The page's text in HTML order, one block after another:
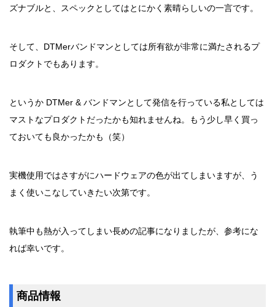
ズナブルと、スペックとしてはとにかく素晴らしいの一言です。
そして、DTMerバンドマンとしては所有欲が非常に満たされるプ
ロダクトでもあります。
というか DTMer & バンドマンとして発信を行っている私としては
マストなプロダクトだったかも知れませんね。もう少し早く買っ
ておいても良かったかも（笑）
実機使用ではさすがにハードウェアの色が出てしまいますが、う
まく使いこなしていきたい次第です。
執筆中も熱が入ってしまい長めの記事になりましたが、参考にな
れば幸いです。
商品情報